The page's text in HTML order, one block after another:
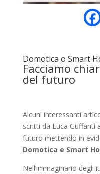
Domotica o Smart
Facciamo
del futuro
Alcuni interessanti
scritti da Luca Guffanti
futuro mettendo in
Domotica e Smart
Nell’immaginario degli